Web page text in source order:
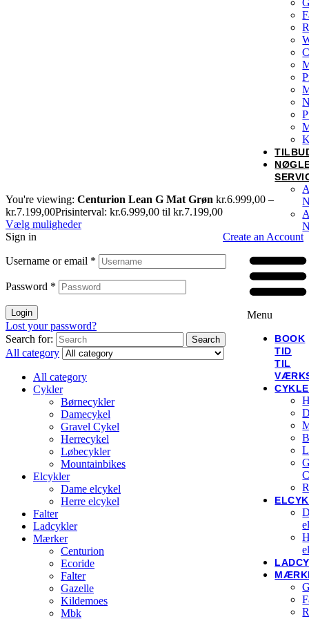
Menu
BOOK
TID
TIL
You're viewing: Centurion Lean G Mat Grøn kr.6.999,00 –
kr.7.199,00Prisinterval: kr.6.999,00 til kr.7.199,00
Vælg muligheder
Sign in
Create an Account
Username or email *
Password *
Login
Lost your password?
Search for:
Search
All category
All category
Cykler
Børnecykler
Damecykel
Gravel Cykel
Herrecykel
Løbecykler
Mountainbikes
Elcykler
Dame elcykel
Herre elcykel
Falter
Ladcykler
Mærker
Centurion
Ecoride
Falter
Gazelle
Kildemoes
Mbk